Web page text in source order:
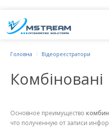
Головна Відеореєстратори
Комбіновані
Основное преимущество
что полученную от записи